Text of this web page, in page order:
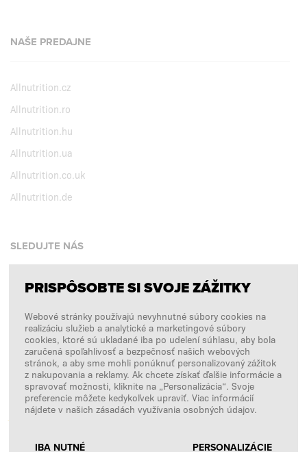
NAŠE PREDAJNE
Allnutrition.cz
Allnutrition.ro
Allnutrition.hu
Allnutrition.ua
Allnutrition.co.uk
Allnutrition.de
SLEDUJTE NÁS
Facebook
Instagram
Copyright © 2026 SFD S. A.
PLATBY SPRACÚVA
PRISPÔSOBTE SI SVOJE ZÁŽITKY
Webové stránky používajú nevyhnutné súbory cookies na
realizáciu služieb a analytické a marketingové súbory
cookies, ktoré sú ukladané iba po udelení súhlasu, aby bola
zaručená spoľahlivosť a bezpečnosť našich webových
stránok, a aby sme mohli ponúknuť personalizovaný zážitok
z nakupovania a reklamy. Ak chcete získať ďalšie informácie a
spravovať možnosti, kliknite na „Personalizácia“. Svoje
preferencie môžete kedykoľvek upraviť. Viac informácií
nájdete v našich zásadách využívania osobných údajov.
IBA NUTNÉ PERSONALIZÁCIE